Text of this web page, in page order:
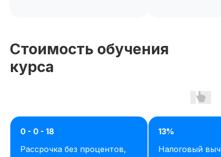
Стоимость обучения
курса
0 - 0 - 18
Рассрочка без процентов,
13%
Налоговый